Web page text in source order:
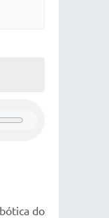
do